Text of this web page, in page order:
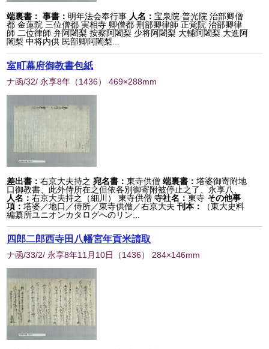
端裏書： 事書： 明年法会奉行事 人名：宝泉院 普光院 治部卿僧
都 金蓮院 三位僧都 実相寺 卿僧都 刑部卿律師 正覚院 治部卿律
師 二位律師 弁阿闍梨 按察阿闍梨 少将阿闍梨 大輔阿闍梨 大進阿
闍梨 中将内供 民部卿阿闍梨...
室町幕府御教書包紙
ナ函/32/ 永享8年 （1436） 469×288mm
差出書：右京大夫持之 宛名書：東寺供僧 端裏書：塔婆御寄附地
口御教書、此外侍所在之但依各別御寄附被停止之了、永享八、
人名：右京大夫持之（細川） 東寺供僧 寺社名：東寺 その他事
項：塔婆／地口／侍所／東寺供僧／右京大夫刊本：
（東大史料
編纂所ユニオンカタログへのリン...
四郎二郎西寺田八幡宮年貢米請取
ナ函/33/2/ 永享8年11月10日 （1436） 284×146mm